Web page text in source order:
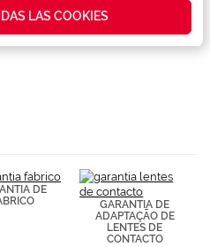
LAS COOKIES
DE
GARANTIA DE
ADAPTAÇÃO DE
LENTES DE
CONTACTO